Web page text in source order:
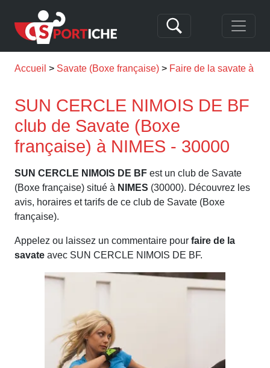
Accueil Savate (Boxe française) Faire de la savate à
SUN CERCLE NIMOIS DE BF
club de Savate (Boxe
française) à NIMES - 30000
SUN CERCLE NIMOIS DE BF est un club de Savate
(Boxe française) situé à NIMES (30000). Découvrez les
avis, horaires et tarifs de ce club de Savate (Boxe
française).
Appelez ou laissez un commentaire pour faire de la
savate avec SUN CERCLE NIMOIS DE BF.